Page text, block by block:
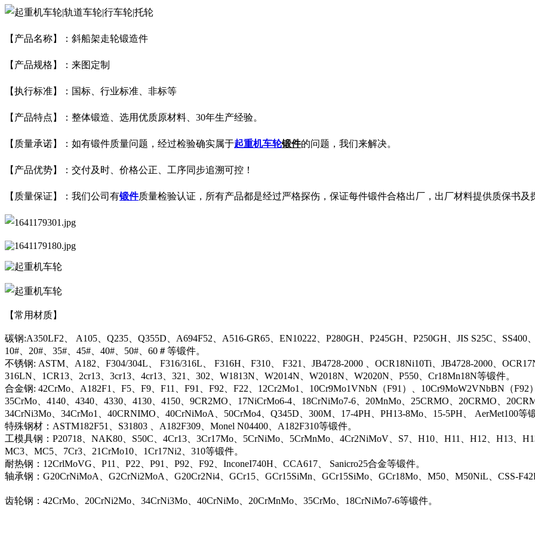
【产品名称】：斜船架走轮锻造件
【产品规格】：来图定制
【执行标准】：国标、行业标准、非标等
【产品特点】：整体锻造、选用优质原材料、30年生产经验。
【质量承诺】：如有锻件质量问题，经过检验确实属于起重机车轮锻件的问题，我们来解决。
【产品优势】：交付及时、价格公正、工序同步追溯可控！
【质量保证】：我们公司有锻件质量检验认证，所有产品都是经过严格探伤，保证每件锻件合格出厂，出厂材料提供质保书及
【常用材质】
碳钢:A350LF2、 A105、Q235、Q355D、A694F52、A516-GR65、EN10222、P280GH、P245GH、P250GH、JIS S25C、SS400
10#、20#、35#、45#、40#、50#、60＃等锻件。
不锈钢: ASTM、A182、F304/304L、 F316/316L、 F316H、F310、 F321、JB4728-2000 、OCR18Ni10Ti、JB4728-2000、
316LN、1CR13、2cr13、3cr13、4cr13、321、302、W1813N、W2014N、W2018N、W2020N、P550、Cr18Mn18N等锻件。
合金钢: 42CrMo、A182F1、F5、F9、F11、F91、F92、F22、12Cr2Mo1、10Cr9Mo1VNbN（F91）、10Cr9MoW2VNbBN（F92
35CrMo、4140、4340、4330、4130、4150、9CR2MO、17NiCrMo6-4、18CrNiMo7-6、20MnMo、25CRMO、20CRMO、
34CrNi3Mo、34CrMo1、40CRNIMO、40CrNiMoA、50CrMo4、Q345D、300M、17-4PH、PH13-8Mo、15-5PH、 AerMet100等
特殊钢材：ASTM182F51、S31803 、A182F309、Monel N04400、A182F310等锻件。
工模具钢：P20718、NAK80、S50C、4Cr13、3Cr17Mo、5CrNiMo、5CrMnMo、4Cr2NiMoV、S7、H10、H11、H12、H13、
MC3、MC5、7Cr3、21CrMo10、1Cr17Ni2、310等锻件。
耐热钢：12CrlMoVG、P11、P22、P91、P92、F92、InconeI740H、CCA617、 Sanicro25合金等锻件。
轴承钢：G20CrNiMoA、G2CrNi2MoA、G20Cr2Ni4、GCr15、GCr15SiMn、GCr15SiMo、GCr18Mo、M50、M50NiL、CSS-
齿轮钢：42CrMo、20CrNi2Mo、34CrNi3Mo、40CrNiMo、20CrMnMo、35CrMo、18CrNiMo7-6等锻件。